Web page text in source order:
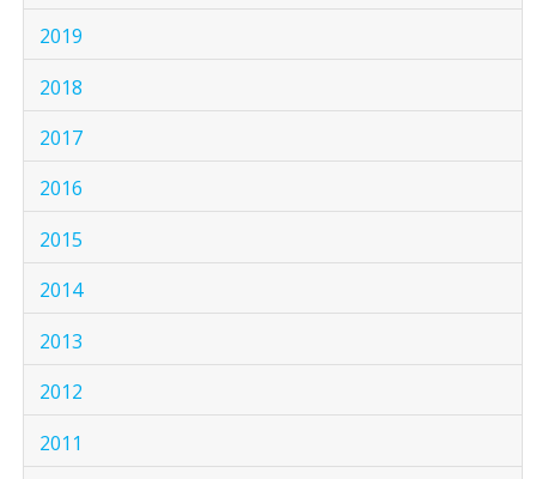
2019
2018
2017
2016
2015
2014
2013
2012
2011